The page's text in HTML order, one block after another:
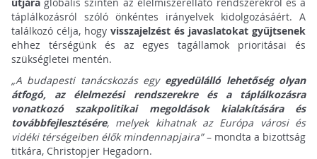
útjáraglobális szinten az élelmiszerellátó rendszerekről és a
táplálkozásról szóló önkéntes irányelvek kidolgozásáért. A
találkozó célja, hogy visszajelzést és javaslatokat gyűjtsenek
ehhez térségünk és az egyes tagállamok prioritásai és
szükségletei mentén.
„A budapesti tanácskozás egy egyedülálló lehetőség olyan
átfogó, az élelmezési rendszerekre és a táplálkozásra
vonatkozó szakpolitikai megoldások kialakítására és
továbbfejlesztésére, melyek kihatnak az Európa városi és
vidéki térségeiben élők mindennapjaira”– mondta a bizottság
titkára, Christopjer Hegadorn.